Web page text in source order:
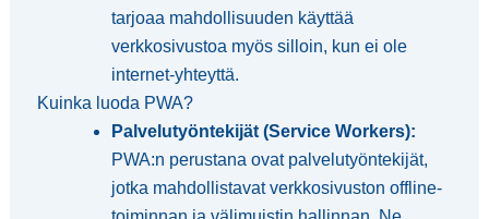
tarjoaa mahdollisuuden käyttää
verkkosivustoa myös silloin, kun ei ole
internet-yhteyttä.
Kuinka luoda PWA?
Palvelutyöntekijät (Service Workers):
PWA:n perustana ovat palvelutyöntekijät,
jotka mahdollistavat verkkosivuston offline-